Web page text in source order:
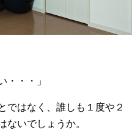
・・・」
ではなく、誰しも１度や２
ないでしょうか。